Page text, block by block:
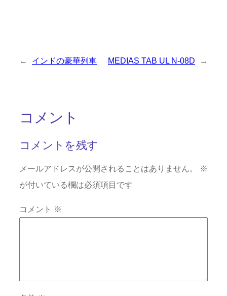
← インドの豪華列車 MEDIAS TAB UL N-08D →
コメント
コメントを残す
メールアドレスが公開されることはありません。
※
が付いている欄は必須項目です
コメント ※